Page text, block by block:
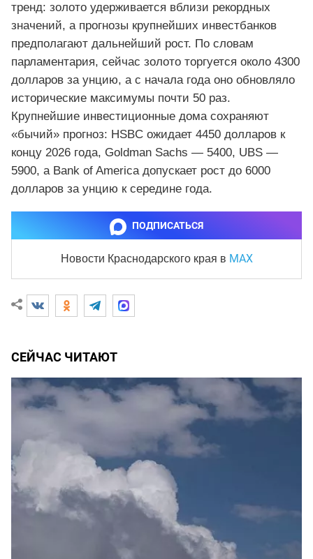
тренд: золото удерживается вблизи рекордных
значений, а прогнозы крупнейших инвестбанков
предполагают дальнейший рост. По словам
парламентария, сейчас золото торгуется около 4300
долларов за унцию, а с начала года оно обновляло
исторические максимумы почти 50 раз.
Крупнейшие инвестиционные дома сохраняют
«бычий» прогноз: HSBC ожидает 4450 долларов к
концу 2026 года, Goldman Sachs — 5400, UBS —
5900, а Bank of America допускает рост до 6000
долларов за унцию к середине года.
ПОДПИСАТЬСЯ
Новости Краснодарского края в MAX
СЕЙЧАС ЧИТАЮТ